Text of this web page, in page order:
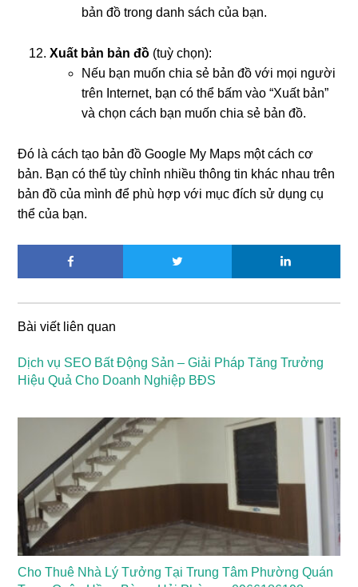
bản đồ trong danh sách của bạn.
Xuất bản bản đồ (tuỳ chọn):
Nếu bạn muốn chia sẻ bản đồ với mọi người
trên Internet, bạn có thể bấm vào “Xuất bản”
và chọn cách bạn muốn chia sẻ bản đồ.
Đó là cách tạo bản đồ Google My Maps một cách cơ
bản. Bạn có thể tùy chỉnh nhiều thông tin khác nhau trên
bản đồ của mình để phù hợp với mục đích sử dụng cụ
thể của bạn.
Bài viết liên quan
Dịch vụ SEO Bất Động Sản – Giải Pháp Tăng Trưởng
Hiệu Quả Cho Doanh Nghiệp BĐS
Cho Thuê Nhà Lý Tưởng Tại Trung Tâm Phường Quán